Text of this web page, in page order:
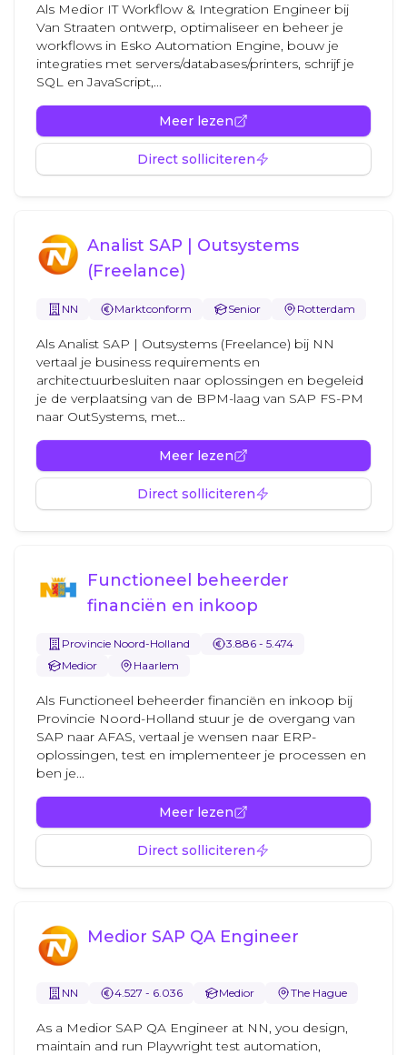
Als Medior IT Workflow & Integration Engineer bij
Van Straaten ontwerp, optimaliseer en beheer je
workflows in Esko Automation Engine, bouw je
integraties met servers/databases/printers, schrijf je
SQL en JavaScript,...
Meer lezen
Direct solliciteren
Analist SAP | Outsystems
(Freelance)
NN Marktconform Senior Rotterdam
Als Analist SAP | Outsystems (Freelance) bij NN
vertaal je business requirements en
architectuurbesluiten naar oplossingen en begeleid
je de verplaatsing van de BPM-laag van SAP FS-PM
naar OutSystems, met...
Meer lezen
Direct solliciteren
Functioneel beheerder
financiën en inkoop
Provincie Noord-Holland
3.886 - 5.474
Medior
Haarlem
Als Functioneel beheerder financiën en inkoop bij
Provincie Noord-Holland stuur je de overgang van
SAP naar AFAS, vertaal je wensen naar ERP-
oplossingen, test en implementeer je processen en
ben je...
Meer lezen
Direct solliciteren
Medior SAP QA Engineer
NN 4.527 - 6.036 Medior The Hague
As a Medior SAP QA Engineer at NN, you design,
maintain and run Playwright test automation,